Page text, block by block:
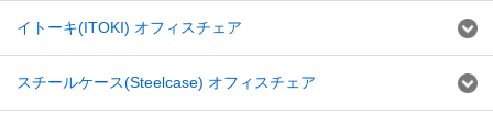
イトーキ(ITOKI) オフィスチェア
スチールケース(Steelcase) オフィスチェア